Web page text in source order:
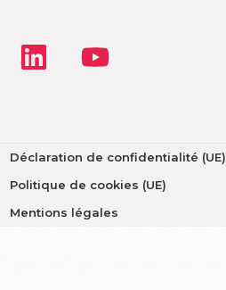
Déclaration de confidentialité (UE)
Politique de cookies (UE)
Mentions légales